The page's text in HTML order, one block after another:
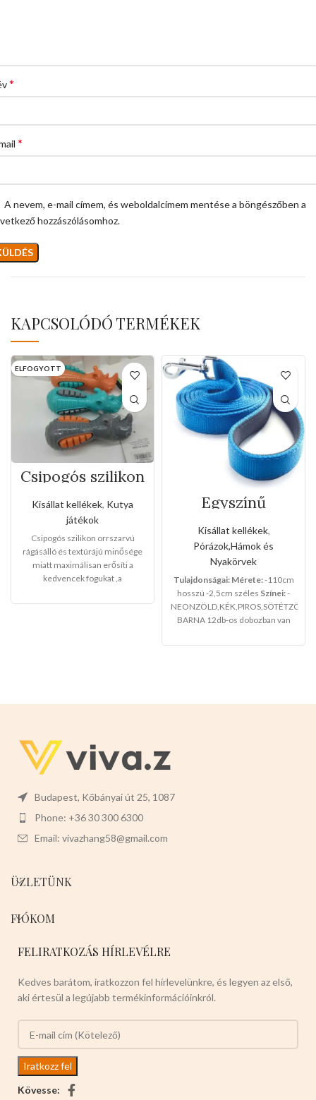
*
*
A nevem, e-mail címem, és weboldalcímem mentése a böngészőben a
hozzászólásomhoz.
KAPCSOLÓDÓ TERMÉKEK
ELFOGYOTT
Csipogós szilikon
orrszarvú
Kisállat kellékek, Kutya
játékok
Csipogós szilikon orrszarvú
rágásálló és textúrájú minősége
miatt maximálisan erősíti a
kedvencek fogukat ,a
köszönhetően a kedvencek
Egyszínű
neoprén
kézipóráz (Nagy
méret)
Kisállat kellékek,
Pórázok,Hámok és
Nyakörvek
Tulajdonságai: Mérete:-110cm
hosszú -2,5cm széles Színei:-
BARNA 12db-os dobozban van
Budapest, Kőbányai út 25, 1087
Phone: +36 30 300 6300
Email: vivazhang58@gmail.com
ÜZLETÜNK
FIÓKOM
FELIRATKOZÁS HÍRLEVÉLRE
Kedves barátom, iratkozzon fel hírlevelünkre, és legyen az első,
aki értesül a legújabb termékinformációinkról.
Kövesse: